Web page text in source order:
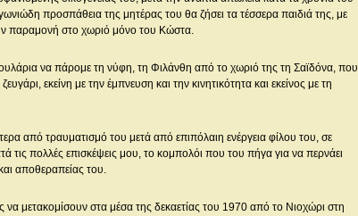
προσπάθεια της μητέρας του θα ζήσει τα τέσσερα παιδιά της, με
παραμονή στο χωριό μόνο του Κώστα.
να πάρομε τη νύφη, τη Φιλάνθη από το χωριό της τη Σαϊδόνα, που
εκείνη με την έμπνευση και την κινητικότητα και εκείνος με τη
από τραυματισμό του μετά από επιπόλαιη ενέργεια φίλου του, σε
τις πολλές επισκέψεις μου, το κομπολόι που του πήγα για να περνάει
αποθεραπείας του.
μετακομίσουν στα μέσα της δεκαετίας του 1970 από το Νιοχώρι στη